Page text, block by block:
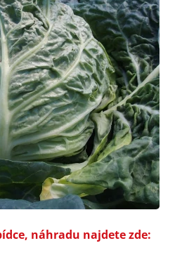
náhradu najdete zde: